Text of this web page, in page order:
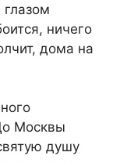
ничего
дома на
Москвы
душу